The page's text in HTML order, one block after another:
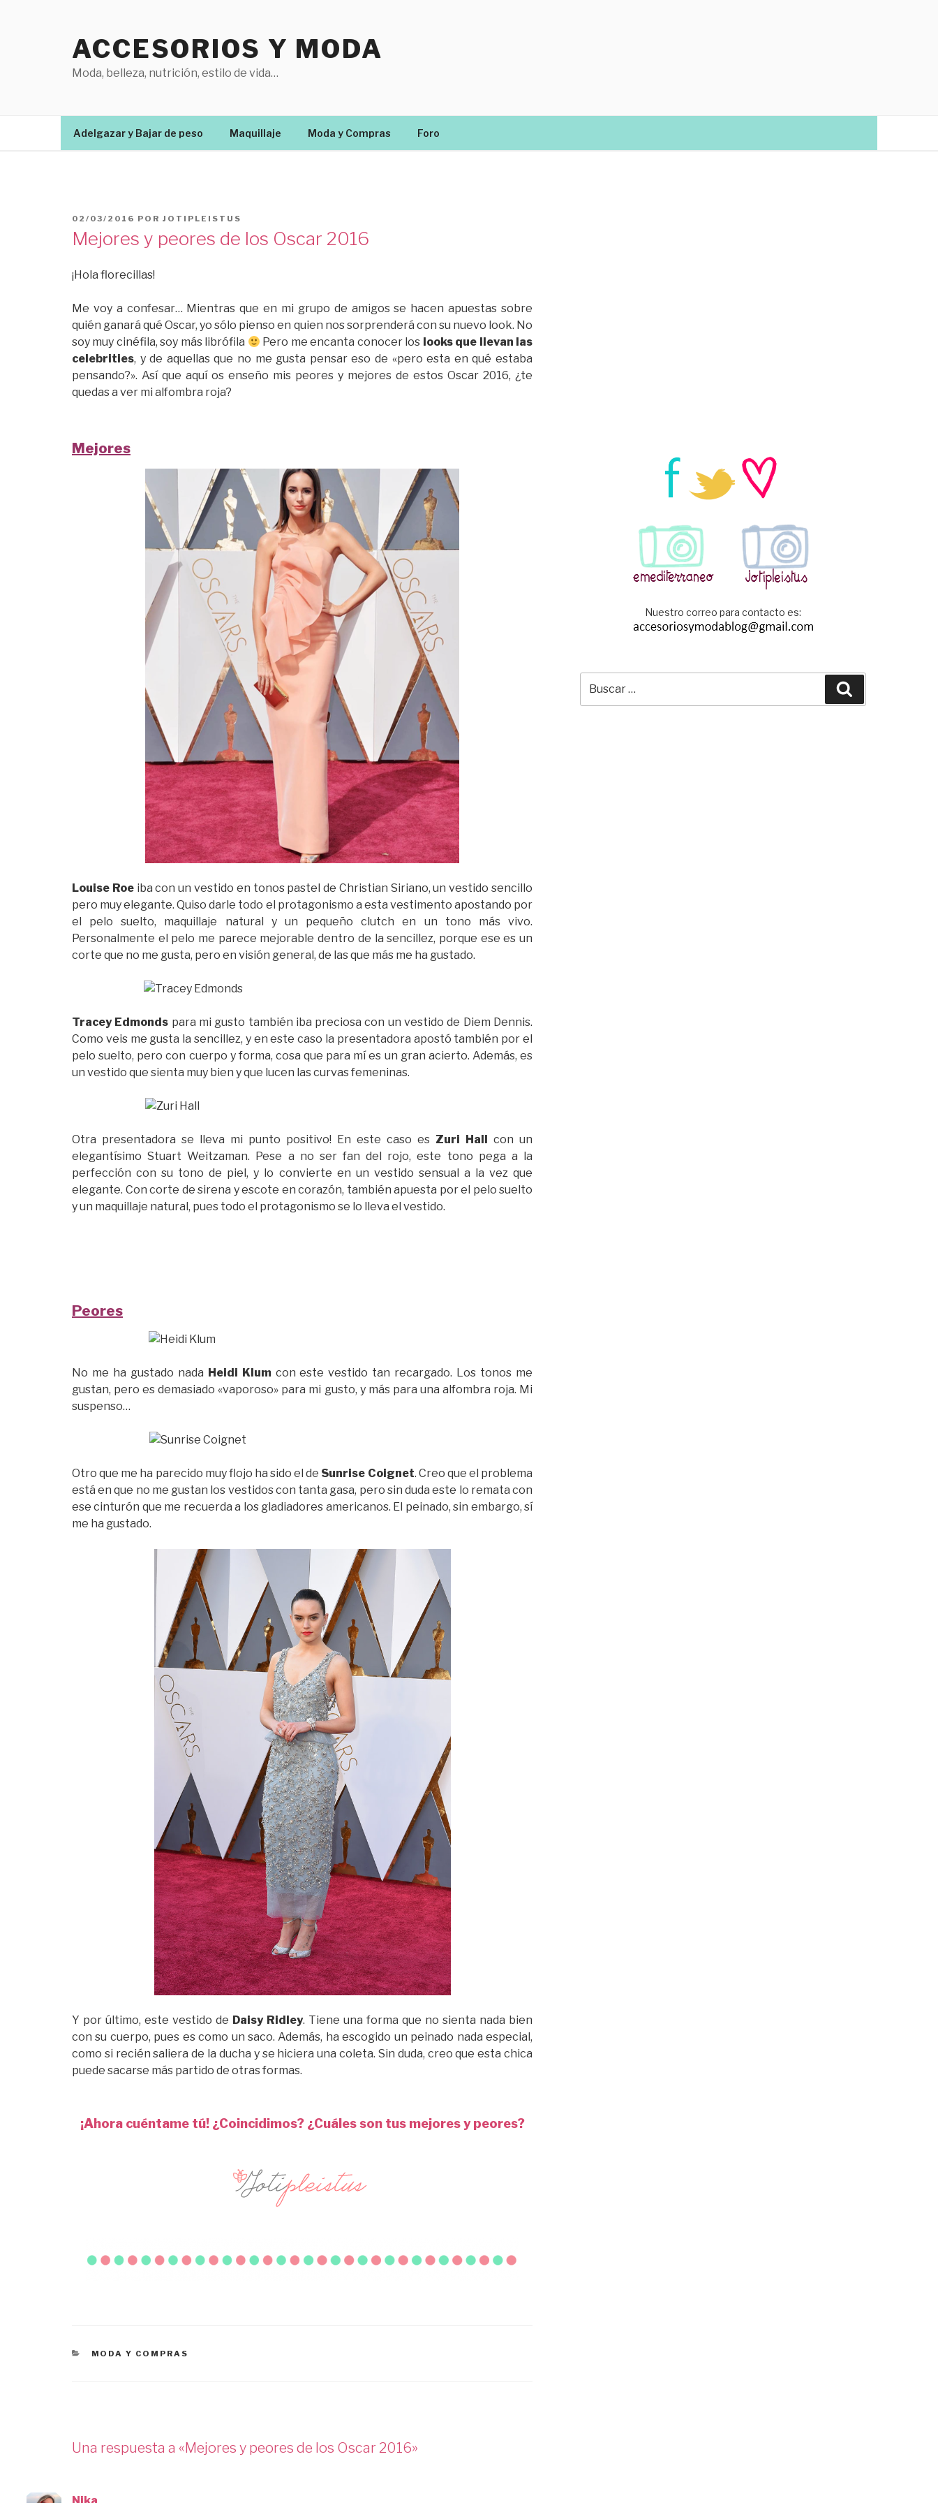
ACCESORIOS Y MODA
Moda, belleza, nutrición, estilo de vida…
Adelgazar y Bajar de peso Maquillaje Moda y Compras Foro
PUBLICADO
EL
02/03/2016 POR JOTIPLEISTUS
Mejores y peores de los Oscar 2016
¡Hola florecillas!
Me voy a confesar… Mientras que en mi grupo de amigos se hacen apuestas sobre
quién ganará qué Oscar, yo sólo pienso en quien nos sorprenderá con su nuevo look. No
soy muy cinéfila, soy más librófila
Pero me encanta conocer los looks que llevan las
celebrities, y de aquellas que no me gusta pensar eso de «pero esta en qué estaba
pensando?». Así que aquí os enseño mis peores y mejores de estos Oscar 2016, ¿te
quedas a ver mi alfombra roja?
Mejores
Louise Roeiba con un vestido en tonos pastel de Christian Siriano, un vestido sencillo
pero muy elegante. Quiso darle todo el protagonismo a esta vestimento apostando por
el pelo suelto, maquillaje natural y un pequeño clutch en un tono más vivo.
Personalmente el pelo me parece mejorable dentro de la sencillez, porque ese es un
corte que no me gusta, pero en visión general, de las que más me ha gustado.
Tracey Edmonds para mi gusto también iba preciosa con un vestido de Diem Dennis.
Como veis me gusta la sencillez, y en este caso la presentadora apostó también por el
pelo suelto, pero con cuerpo y forma, cosa que para mí es un gran acierto. Además, es
un vestido que sienta muy bien y que lucen las curvas femeninas.
Otra presentadora se lleva mi punto positivo! En este caso es Zuri Hall
con un
elegantísimo Stuart Weitzaman. Pese a no ser fan del rojo, este tono pega a la
perfección con su tono de piel, y lo convierte en un vestido sensual a la vez que
elegante. Con corte de sirena y escote en corazón, también apuesta por el pelo suelto
y un maquillaje natural, pues todo el protagonismo se lo lleva el vestido.
Peores
No me ha gustado nada Heidi Klumcon este vestido tan recargado. Los tonos me
gustan, pero es demasiado «vaporoso» para mi gusto, y más para una alfombra roja. Mi
suspenso…
Otro que me ha parecido muy flojo ha sido el de Sunrise Coignet. Creo que el problema
está en que no me gustan los vestidos con tanta gasa, pero sin duda este lo remata con
ese cinturón que me recuerda a los gladiadores americanos. El peinado, sin embargo, sí
me ha gustado.
Y por último, este vestido de Daisy Ridley. Tiene una forma que no sienta nada bien
con su cuerpo, pues es como un saco. Además, ha escogido un peinado nada especial,
como si recién saliera de la ducha y se hiciera una coleta. Sin duda, creo que esta chica
puede sacarse más partido de otras formas.
¡Ahora cuéntame tú! ¿Coincidimos? ¿Cuáles son tus mejores y peores?
CATEGORÍAS
MODA Y COMPRAS
Una respuesta a «Mejores y peores de los Oscar 2016»
Nuestro correo para contacto es:
por: